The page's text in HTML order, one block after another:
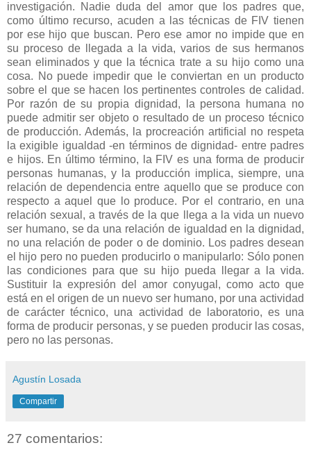
investigación. Nadie duda del amor que los padres que,
como último recurso, acuden a las técnicas de FIV tienen
por ese hijo que buscan. Pero ese amor no impide que en
su proceso de llegada a la vida, varios de sus hermanos
sean eliminados y que la técnica trate a su hijo como una
cosa. No puede impedir que le conviertan en un producto
sobre el que se hacen los pertinentes controles de calidad.
Por razón de su propia dignidad, la persona humana no
puede admitir ser objeto o resultado de un proceso técnico
de producción. Además, la procreación artificial no respeta
la exigible igualdad -en términos de dignidad- entre padres
e hijos. En último término, la FIV es una forma de producir
personas humanas, y la producción implica, siempre, una
relación de dependencia entre aquello que se produce con
respecto a aquel que lo produce. Por el contrario, en una
relación sexual, a través de la que llega a la vida un nuevo
ser humano, se da una relación de igualdad en la dignidad,
no una relación de poder o de dominio. Los padres desean
el hijo pero no pueden producirlo o manipularlo: Sólo ponen
las condiciones para que su hijo pueda llegar a la vida.
Sustituir la expresión del amor conyugal, como acto que
está en el origen de un nuevo ser humano, por una actividad
de carácter técnico, una actividad de laboratorio, es una
forma de producir personas, y se pueden producir las cosas,
pero no las personas.
Agustín Losada
Compartir
27 comentarios: